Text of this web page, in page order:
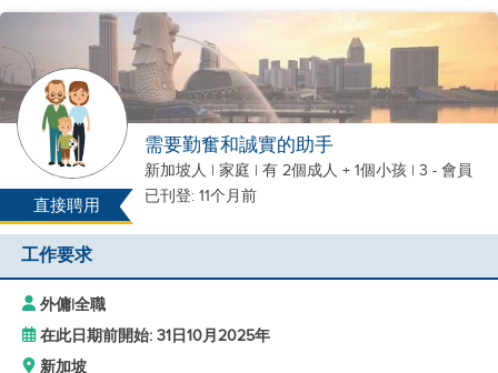
直接聘用
需要勤奮和誠實的助手
新加坡人 | 家庭 | 有 2個成人 + 1個小孩 | 3 - 會員
已刊登: 11个月前
工作要求
外傭|全職
在此日期前開始: 31日10月2025年
新加坡